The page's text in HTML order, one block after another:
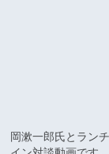
岡漱一郎氏とラン